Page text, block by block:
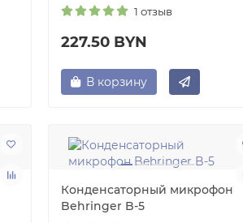
Конденсаторный
1 отзыв
227.50 BYN
В корзину
Конденсаторный микрофон
Behringer B-5